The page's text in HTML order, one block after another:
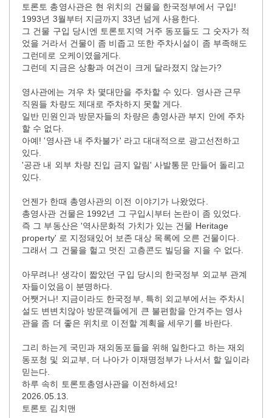
토론토 총영사관은 현 위치의 건물을 한국정부에서 구입!
1993년 3월부터 지금까지 33년 넘게 사용한다.
그 건물 구입 당시엔 토론토지역 거주 동포들도 그 숫자가 적
었을 거라서 건물이 좀 비좁고 또한 주차시설이 좀 부족해도
그런데로 오케이였을게다.
그런데 지금은 상황과 여건이 크게 달라졌지 않는가?
영사관에는 겨우 차 몇대만을 주차할 수 있다. 영사관 근무
직원들 차량도 제대로 주차하지 못할 게다.
일반 민원인과 방문자들의 차량은 총영사관 부지 안에 주차
할 수 없다.
아예! '영사관 내 주차불가' 라고 대대적으로 광고선전하고
있다.
'공관 내 외부 차량 진입 금지 알림' 사발통문 만들어 돌리고
있다.
언젠가 한때 총영사관의 이전 이야기가 나왔었다.
총영사관 건물은 1992년 그 구입시부터 논란이 좀 있었다.
즉 그 부동산은 '역사문화적 가치가 있는 건물 Heritage
property' 로 지정돼있어 보존 대상 목록에 오른 건물이다.
그래서 그 건물을 헐고 멋진 고층콘도 빌딩을 지을 수 없다.
아무려나! 생각이 짧았던 구입 당시의 한국정부 외교부 관계
자들이었음이 분명하다.
어쨋거나! 지금이라도 한국정부, 특히 외교부에서는 주차시
설도 변변치않아 방문객들에게 큰 불편함을 안겨주는 영사
관을 좀 더 좋은 위치로 이전할 계획을 세우기를 바란다.
그리 하는게 국민과 재외동포들을 위해 일한다고 하는 재외
동포청 및 외교부, 더 나아가 이재명정부가 나서서 할 일이라
믿는다.
하루 속히 토론토총영사관을 이전하세요!
2026.05.13.
토론토 김치맨